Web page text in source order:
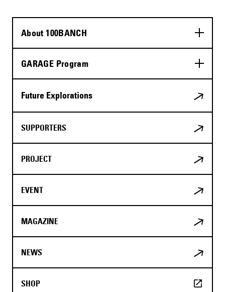
About 100BANCH
GARAGE Program
Future Explorations
SUPPORTERS
PROJECT
EVENT
MAGAZINE
NEWS
SHOP